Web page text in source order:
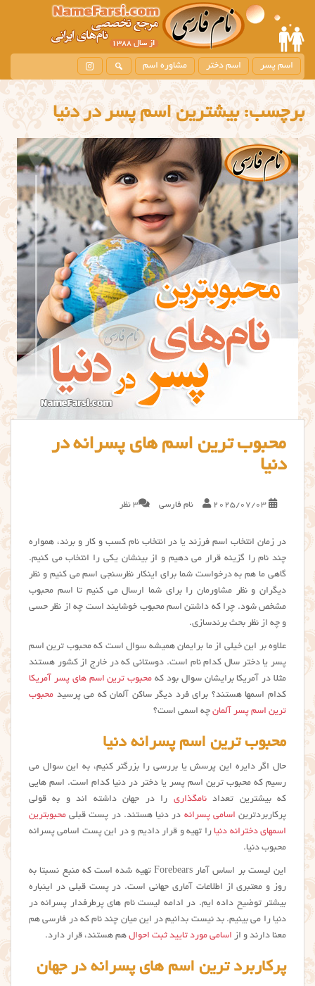
m
i
c
n
t
اسم پسر اسم دختر مشاوره اسم
برچسب:بیشترین اسم پسر در دنیا
محبوب ترین اسم های پسرانه در
دنیا
2025/07/03 نام فارسی 3 نظر
در زمان انتخاب اسم فرزند یا در انتخاب نام کسب و کار و برند، همواره
چند نام را گزینه قرار می دهیم و از بینشان یکی را انتخاب می کنیم.
گاهی ما هم به درخواست شما برای اینکار نظرسنجی اسم می کنیم و نظر
دیگران و نظر مشاورمان را برای شما ارسال می کنیم تا اسم محبوب
مشخص شود. چرا که داشتن اسم محبوب خوشایند است چه از نظر حسی
و چه از نظر بحث برندسازی.
علاوه بر این خیلی از ما برایمان همیشه سوال است که محبوب ترین اسم
پسر یا دختر سال کدام نام است. دوستانی که در خارج از کشور هستند
مثلا در آمریکا برایشان سوال بود که محبوب ترین اسم های پسر آمریکا
کدام اسمها هستند؟ برای فرد دیگر ساکن آلمان که می پرسید محبوب
ترین اسم پسر آلمان چه اسمی است؟
محبوب ترین اسم پسرانه دنیا
حال اگر دایره این پرسش یا بررسی را بزرگتر کنیم، به این سوال می
رسیم که محبوب ترین اسم پسر یا دختر در دنیا کدام است. اسم هایی
که بیشترین تعدادنامگذاری را در جهان داشته اند و به قولی
پرکاربردترین اسامی پسرانه در دنیا هستند. در پست قبلی محبوبترین
اسمهای دخترانه دنیارا تهیه و قرار دادیم و در این پست اسامی پسرانه
محبوب دنیا.
این لیست بر اساس آمار Forebears تهیه شده است که منبع نسبتا به
روز و معتبری از اطلاعات آماری جهانی است. در پست قبلی در اینباره
بیشتر توضیح داده ایم. در ادامه لیست نام های پرطرفدار پسرانه در
دنیا را می بینیم. بد نیست بدانیم در این میان چند نام که در فارسی هم
معنا دارند و از اسامی مورد تایید ثبت احوال هم هستند، قرار دارد.
پرکاربرد ترین اسم های پسرانه در جهان